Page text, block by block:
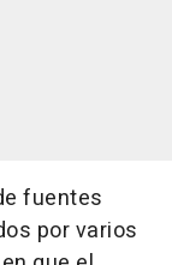
fuentes
por varios